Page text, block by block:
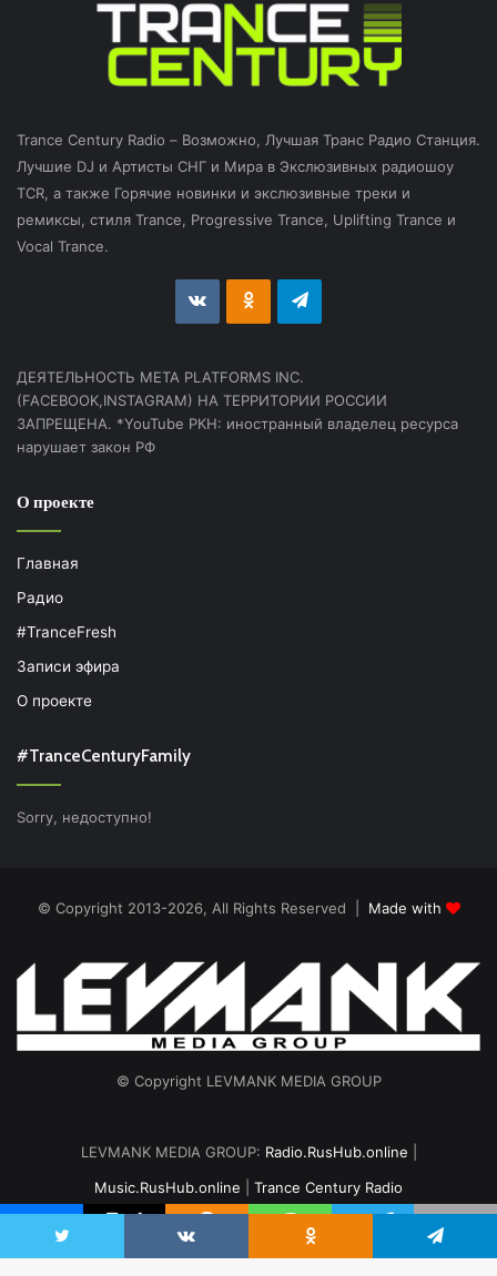
Trance Century Radio – Возможно, Лучшая Транс Радио Станция.
Лучшие DJ и Артисты СНГ и Мира в Экслюзивных радиошоу
TCR, а также Горячие новинки и экслюзивные треки и
ремиксы, стиля Trance, Progressive Trance, Uplifting Trance и
Vocal Trance.
vk.com Odnoklassniki
Telegram
ДЕЯТЕЛЬНОСТЬ МЕТА PLATFORMS INC.
(FACEBOOK,INSTAGRAM) НА ТЕРРИТОРИИ РОССИИ
ЗАПРЕЩЕНА. *YouTube РКН: иностранный владелец ресурса
нарушает закон РФ
О проекте
Главная
Радио
#TranceFresh
Записи эфира
О проекте
#TranceCenturyFamily
Sorry, недоступно!
© Copyright 2013-2026, All Rights Reserved | Made with
© Copyright LEVMANK MEDIA GROUP
LEVMANK MEDIA GROUP: Radio.RusHub.online
Music.RusHub.online
Trance Century Radio
vk.comOdnoklassniki
Telegram
Twitter VKontakte Odnoklassniki Telegram